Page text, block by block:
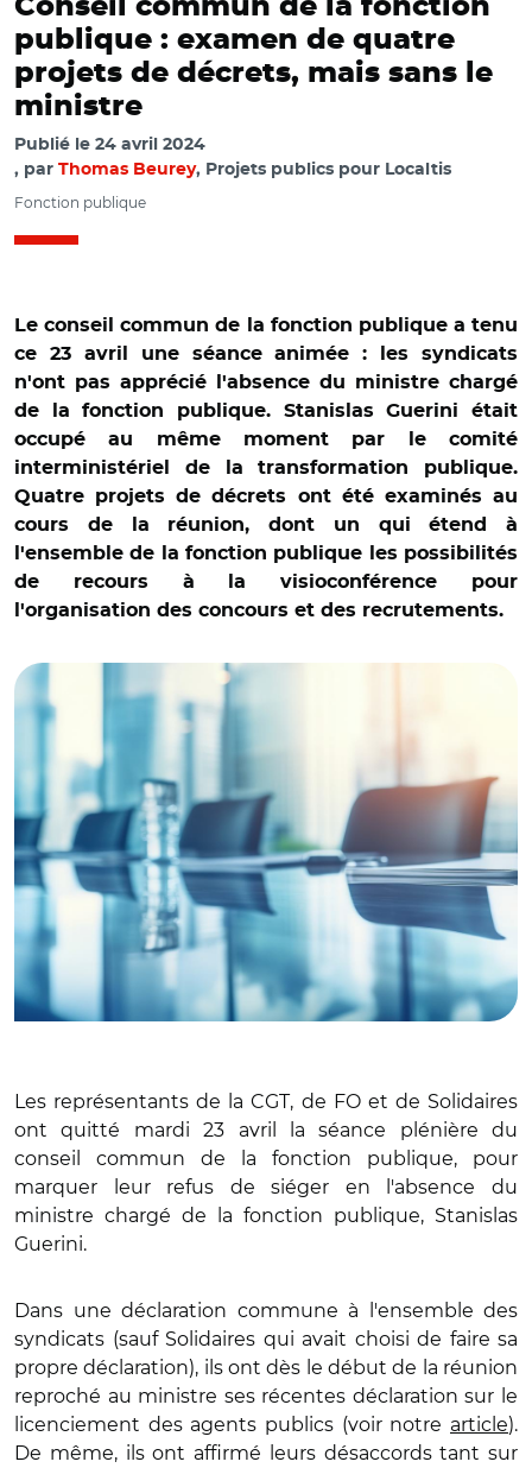
Conseil commun de la fonction
publique : examen de quatre
projets de décrets, mais sans le
ministre
Publié le 24 avril 2024
par Thomas Beurey, Projets publics pour Localtis
Fonction publique
Le conseil commun de la fonction publique a tenu
ce 23 avril une séance animée : les syndicats
n'ont pas apprécié l'absence du ministre chargé
de la fonction publique. Stanislas Guerini était
occupé au même moment par le comité
interministériel de la transformation publique.
Quatre projets de décrets ont été examinés au
cours de la réunion, dont un qui étend à
l'ensemble de la fonction publique les possibilités
de recours à la visioconférence pour
l'organisation des concours et des recrutements.
Les représentants de la CGT, de FO et de Solidaires
ont quitté mardi 23 avril la séance plénière du
conseil commun de la fonction publique, pour
marquer leur refus de siéger en l'absence du
ministre chargé de la fonction publique, Stanislas
Guerini.
Dans une déclaration commune à l'ensemble des
syndicats (sauf Solidaires qui avait choisi de faire sa
propre déclaration), ils ont dès le début de la réunion
reproché au ministre ses récentes déclaration sur le
licenciement des agents publics (voir notre article).
De même, ils ont affirmé leurs désaccords tant sur